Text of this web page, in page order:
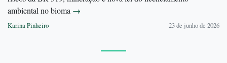
ambiental no bioma →
Karina Pinheiro 23 de junho de 2026